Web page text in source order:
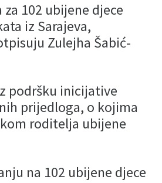
102 ubijene djece
iz Sarajeva,
Zulejha Šabić-
podršku inicijative
prijedloga, o kojima
roditelja ubijene
na 102 ubijene djece